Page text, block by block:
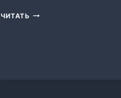
ЧИТАТЬ УТЁНОК